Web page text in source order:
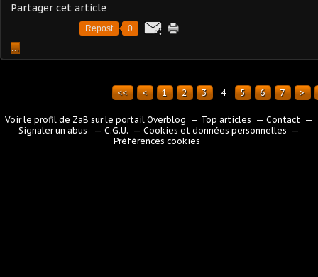
Partager cet article
Repost 0
…
<< < 1 2 3 4 5 6 7 >
Voir le profil de ZaB sur le portail Overblog Top articles
Contact
Signaler un abus
C.G.U.
Cookies et données personnelles
Préférences cookies